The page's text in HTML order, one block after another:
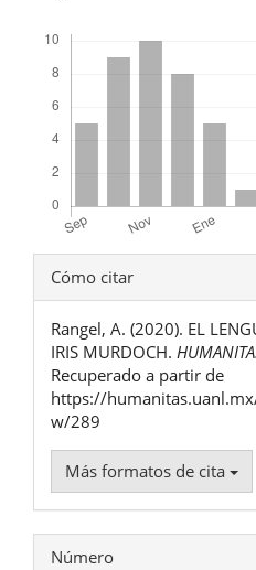
Detalles
del
artículo
Cómo citar
Rangel, A. (2020). EL
IRIS MURDOCH.
Recuperado a partir de
https://
w/289
Más formatos de cita
Número